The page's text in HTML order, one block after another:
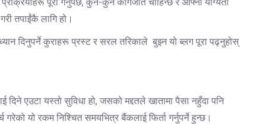
तपाईंकै लागि हो।
दिनुपर्ने कुराहरू प्रस्ट र सरल तरिकाले बुझ्न यो ब्लग पूरा पढ्नुहोस्
दिने एउटा यस्तो सुविधा हो, जसको मद्दतले खातामा पैसा नहुँदा पनि
यो रकम निश्चित समयभित्र बैंकलाई फिर्ता गर्नुपर्ने हुन्छ।